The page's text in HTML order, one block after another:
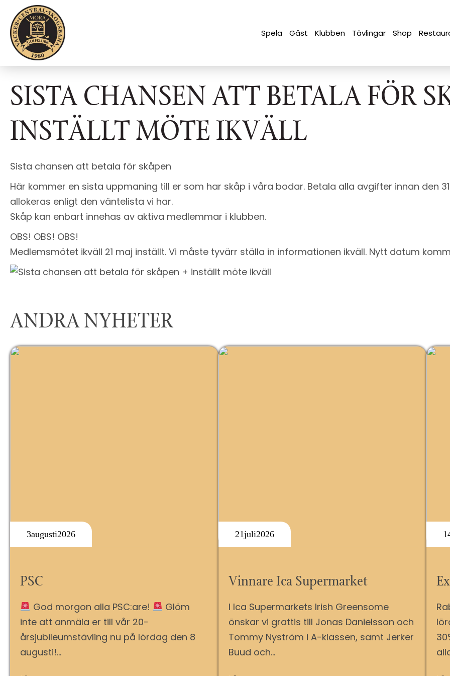
Spela Gäst Klubben Tävlingar Shop
SISTA CHANSEN ATT BETALA FÖR
INSTÄLLT MÖTE IKVÄLL
Sista chansen att betala för skåpen
Här kommer en sista uppmaning till er som har skåp i våra bodar. Betala alla avgifter innan den
allokeras enligt den väntelista vi har.
Skåp kan enbart innehas av aktiva medlemmar i klubben.
OBS! OBS! OBS!
Medlemsmötet ikväll 21 maj inställt. Vi måste tyvärr ställa in informationen ikväll. Nytt datum
ANDRA NYHETER
3Augusti2026
PSC
God morgon alla PSC:are!
Glöm
inte att anmäla er till vår 20-
årsjubileumstävling nu på lördag den 8
augusti!…
21Juli2026
Vinnare Ica Supermarket
I Ica Supermarkets Irish Greensome
önskar vi grattis till Jonas Danielsson och
Tommy Nyström i A-klassen, samt Jerker
Buud och…